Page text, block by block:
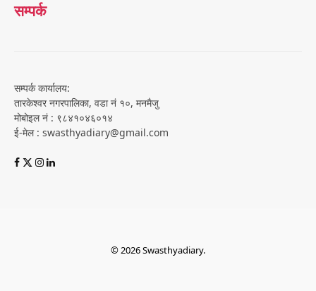
सम्पर्क
सम्पर्क कार्यालय:
तारकेश्वर नगरपालिका, वडा नं १०, मनमैजु
मोबोइल नं : ९८४१०४६०१४
ई-मेल : swasthyadiary@gmail.com
© 2026 Swasthyadiary.